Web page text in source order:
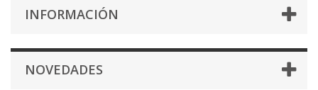
INFORMACIÓN
NOVEDADES